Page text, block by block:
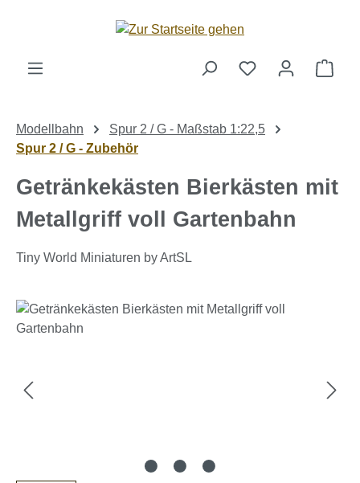
Zum Hauptinhalt springen
Modellbahn
Spur 2 / G - Maßstab 1:22,5
Spur 2 / G - Zubehör
Getränkekästen Bierkästen mit
Metallgriff voll Gartenbahn
Tiny World Miniaturen by ArtSL
Bildergalerie überspringen